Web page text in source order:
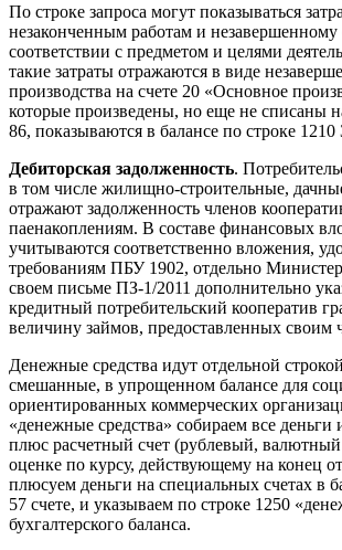
По строке запроса могут показываться
незаконченным работам и незавершенному
соответствии с предметом и целями
такие затраты отражаются в виде
производства на счете 20 «Основное
которые произведены, но еще не списаны
86, показываются в балансе по строке 1210
Дебиторская задолженность.
в том числе жилищно-строительные,
отражают задолженность членов
паенакоплениям. В составе финансовых
учитываются соответственно вложения,
требованиям ПБУ 1902, отдельно
своем письме ПЗ-1/2011 дополнительно
кредитный потребительский кооператив
величину займов, предоставленных своим
Денежные средства идут отдельной
смешанные, в упрощенном балансе для
ориентированных коммерческих
«денежные средства» собираем все деньги
плюс расчетный счет (рублевый,
оценке по курсу, действующему на конец
плюсуем деньги на специальных счетах в
57 счете, и указываем по строке 1250
бухгалтерского баланса.